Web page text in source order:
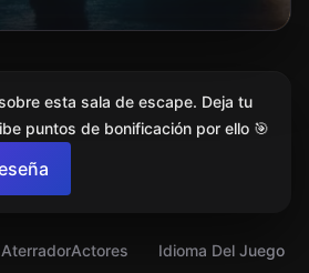
AterradorActores
Idioma Del Juego
esta sala de escape. Deja tu
puntos de bonificación por ello 🎯